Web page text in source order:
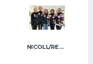
NICOLL/REGŽA